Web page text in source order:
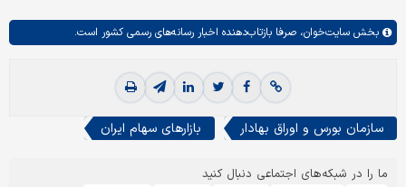
بخش سایت‌خوان، صرفا بازتاب‌دهنده اخبار رسانه‌های رسمی کشور است.
سازمان بورس و اوراق بهادار بازارهای سهام ایران
ما را در شبکه‌های اجتماعی دنبال کنید